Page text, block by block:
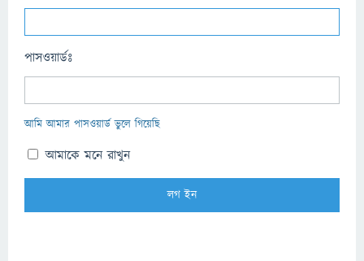
পাসওয়ার্ডঃ
আমি আমার পাসওয়ার্ড ভুলে গিয়েছি
আমাকে মনে রাখুন